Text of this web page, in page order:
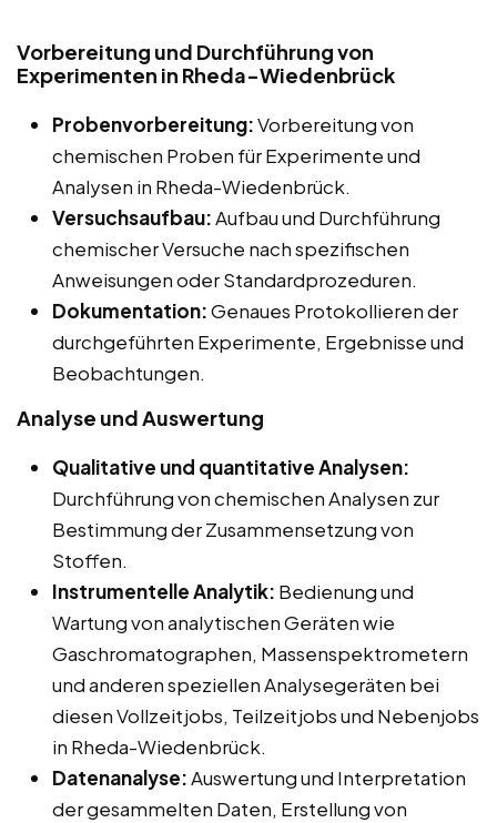
Vorbereitung und Durchführung von
Experimenten in Rheda-Wiedenbrück
Probenvorbereitung:Vorbereitung von
chemischen Proben für Experimente und
Analysen in Rheda-Wiedenbrück.
Versuchsaufbau:Aufbau und Durchführung
chemischer Versuche nach spezifischen
Anweisungen oder Standardprozeduren.
Dokumentation:Genaues Protokollieren der
durchgeführten Experimente, Ergebnisse und
Beobachtungen.
Analyse und Auswertung
Qualitative und quantitative Analysen:
Durchführung von chemischen Analysen zur
Bestimmung der Zusammensetzung von
Stoffen.
Instrumentelle Analytik: Bedienung und
Wartung von analytischen Geräten wie
Gaschromatographen, Massenspektrometern
und anderen speziellen Analysegeräten bei
diesen Vollzeitjobs, Teilzeitjobs und Nebenjobs
in Rheda-Wiedenbrück.
Datenanalyse:Auswertung und Interpretation
der gesammelten Daten, Erstellung von